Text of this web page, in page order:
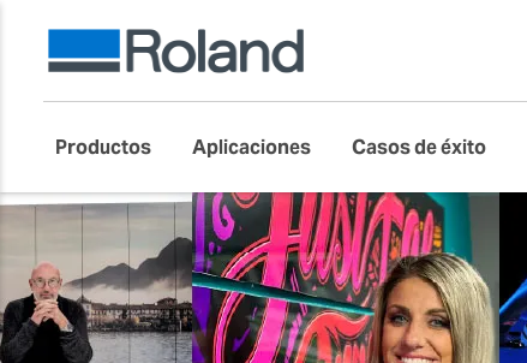
Productos Aplicaciones Casos de éxito